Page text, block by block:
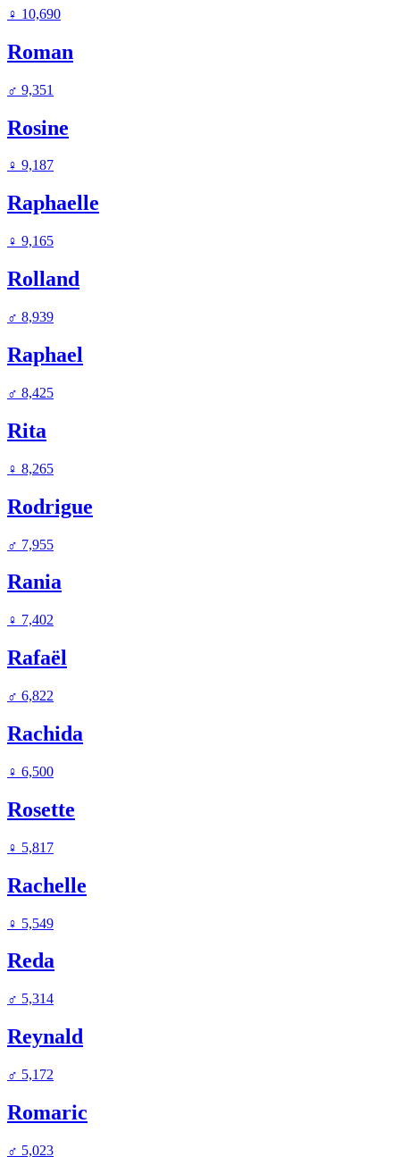
♀ 10,690
Roman
♂ 9,351
Rosine
♀ 9,187
Raphaelle
♀ 9,165
Rolland
♂ 8,939
Raphael
♂ 8,425
Rita
♀ 8,265
Rodrigue
♂ 7,955
Rania
♀ 7,402
Rafaël
♂ 6,822
Rachida
♀ 6,500
Rosette
♀ 5,817
Rachelle
♀ 5,549
Reda
♂ 5,314
Reynald
♂ 5,172
Romaric
♂ 5,023